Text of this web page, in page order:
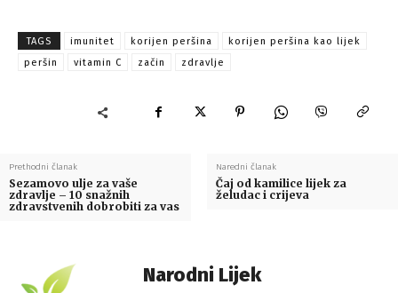
TAGS imunitet korijen peršina
korijen peršina kao lijek
peršin
vitamin C začin zdravlje
Prethodni članak
Sezamovo ulje za vaše
zdravlje – 10 snažnih
zdravstvenih dobrobiti za vas
Naredni članak
Čaj od kamilice lijek za
želudac i crijeva
Narodni Lijek